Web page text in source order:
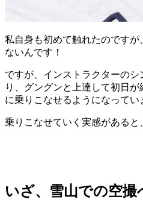
私自身も初めて触れたのです
ないんです！
ですが、インストラクターのシ
り、グングンと上達して初日
に乗りこなせるようになってい
乗りこなせていく実感があると
いざ、雪山での空撮